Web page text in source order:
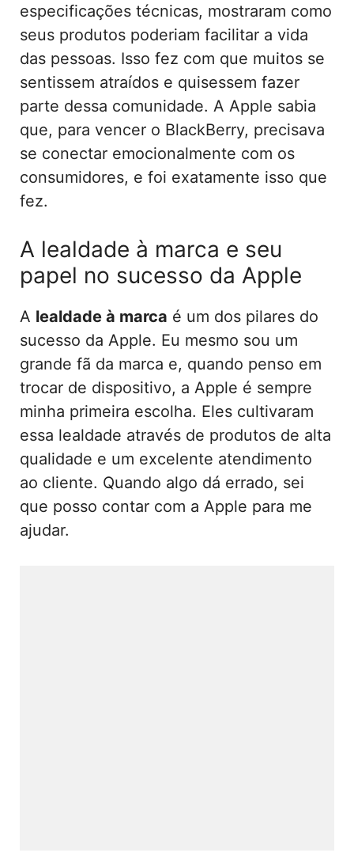
especificações técnicas, mostraram como
seus produtos poderiam facilitar a vida
das pessoas. Isso fez com que muitos se
sentissem atraídos e quisessem fazer
parte dessa comunidade. A Apple sabia
que, para vencer o BlackBerry, precisava
se conectar emocionalmente com os
consumidores, e foi exatamente isso que
fez.
A lealdade à marca e seu
papel no sucesso da Apple
A lealdade à marca é um dos pilares do
sucesso da Apple. Eu mesmo sou um
grande fã da marca e, quando penso em
trocar de dispositivo, a Apple é sempre
minha primeira escolha. Eles cultivaram
essa lealdade através de produtos de alta
qualidade e um excelente atendimento
ao cliente. Quando algo dá errado, sei
que posso contar com a Apple para me
ajudar.